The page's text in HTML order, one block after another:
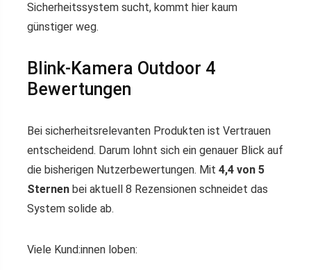
Sicherheitssystem sucht, kommt hier kaum
günstiger weg.
Blink-Kamera Outdoor 4
Bewertungen
Bei sicherheitsrelevanten Produkten ist Vertrauen
entscheidend. Darum lohnt sich ein genauer Blick auf
die bisherigen Nutzerbewertungen. Mit 4,4 von 5
Sternen bei aktuell 8 Rezensionen schneidet das
System solide ab.
Viele Kund:innen loben: